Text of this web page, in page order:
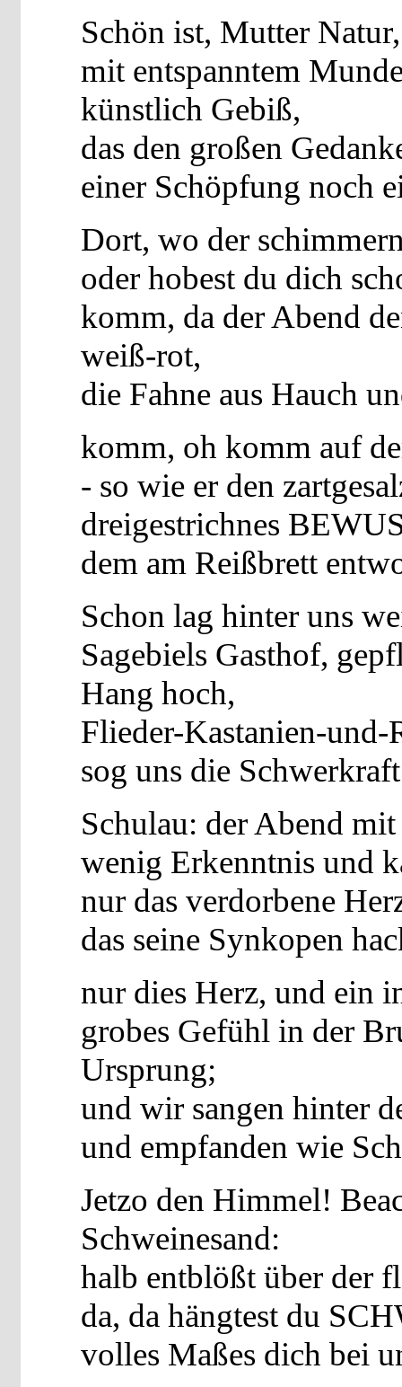
Schön ist, Mutter
mit entspanntem
künstlich Gebiß,
das den großen
einer Schöpfung noch
Dort, wo der
oder hobest du dich
komm, da der Abend
weiß-rot,
die Fahne aus Hauch
komm, oh komm auf
- so wie er den
dreigestrichnes
dem am Reißbrett
Schon lag hinter uns
Sagebiels Gasthof,
Hang hoch,
Flieder-Kastanien-und-
sog uns die
Schulau: der Abend
wenig Erkenntnis und
nur das verdorbene
das seine Synkopen
nur dies Herz, und ein
grobes Gefühl in der
Ursprung;
und wir sangen hinter
und empfanden wie
Jetzo den Himmel!
Schweinesand:
halb entblößt über der
da, da hängtest du
volles Maßes dich bei